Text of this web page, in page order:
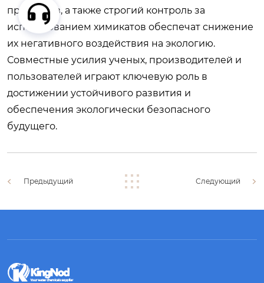
процессов, а также строгий контроль за
использованием химикатов обеспечат снижение
их негативного воздействия на экологию.
Совместные усилия ученых, производителей и
пользователей играют ключевую роль в
достижении устойчивого развития и
обеспечения экологически безопасного
будущего.
Предыдущий Следующий